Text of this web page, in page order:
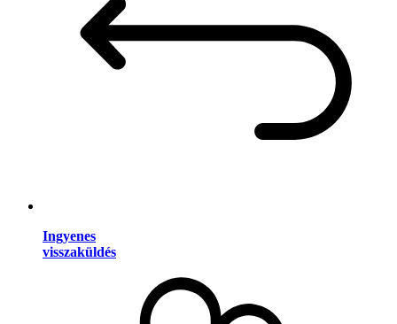
Ingyenes
visszaküldés